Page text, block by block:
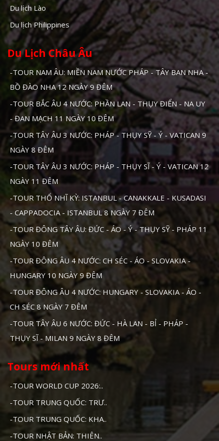
Du lịch Lào
Du lịch Philippines
Du Lịch Châu Âu
-TOUR NAM ÂU: MIỀN NAM NƯỚC PHÁP - TÂY BAN NHA -
BỒ ĐÀO NHA 12 NGÀY 9 ĐÊM
-TOUR BẮC ÂU 4 NƯỚC: PHẦN LAN - THỤY ĐIỂN - NA UY
- ĐAN MẠCH 11 NGÀY 10 ĐÊM
-TOUR TÂY ÂU 3 NƯỚC: PHÁP - THỤY SỸ - Ý - VATICAN 9
NGÀY 8 ĐÊM
-TOUR TÂY ÂU 3 NƯỚC: PHÁP - THỤY SĨ - Ý - VATICAN 12
NGÀY 11 ĐÊM
-TOUR THỔ NHĨ KỲ: ISTANBUL - CANAKKALE - KUSADASI
- CAPPADOCIA - ISTANBUL 8 NGÀY 7 ĐÊM
-TOUR ĐÔNG TÂY ÂU: ĐỨC - ÁO - Ý - THỤY SỸ - PHÁP 11
NGÀY 10 ĐÊM
-TOUR ĐÔNG ÂU 4 NƯỚC: CH SÉC - ÁO - SLOVAKIA -
HUNGARY 10 NGÀY 9 ĐÊM
-TOUR ĐÔNG ÂU 4 NƯỚC: HUNGARY - SLOVAKIA - ÁO -
CH SÉC 8 NGÀY 7 ĐÊM
-TOUR TÂY ÂU 6 NƯỚC: ĐỨC - HÀ LAN - BỈ - PHÁP -
THỤY SĨ - MILAN 9 NGÀY 8 ĐÊM
Tours mới nhất
-TOUR WORLD CUP 2026:..
-TOUR TRUNG QUỐC: TRƯ..
-TOUR TRUNG QUỐC: KHA..
-TOUR NHẬT BẢN: THIÊN..